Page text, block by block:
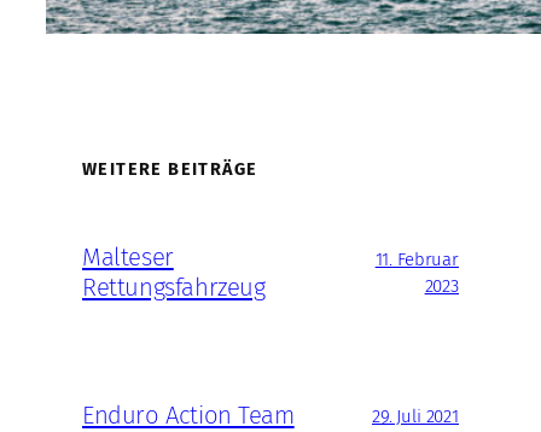
WEITERE BEITRÄGE
Malteser
Rettungsfahrzeug
11. Februar
2023
Enduro Action Team 29. Juli 2021